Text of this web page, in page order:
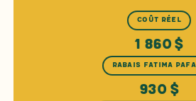
COÛT RÉEL
1 860 $
RABAIS FATIMA
930 $